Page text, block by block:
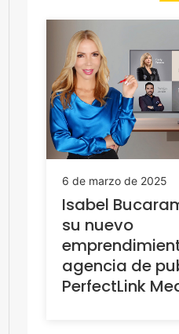
6 de marzo de 2025
Isabel
su nuevo
agencia de
PerfectLink